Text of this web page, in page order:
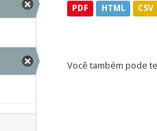
PDF HTML CSV
Você também pode